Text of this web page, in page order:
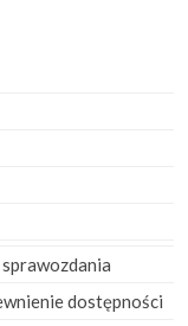
sprawozdania
dostępności